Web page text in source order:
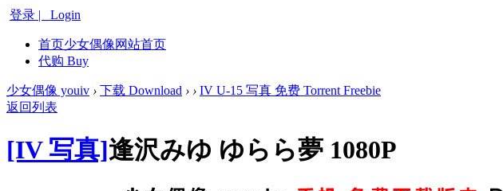
登录 | Login
首页少女偶像网站首页
代购 Buy
少女偶像 youiv › 下载 Download › › IV U-15 写真 免费 Torrent Freebie
返回列表
[IV 写真]逢沢みゆ ゆらら夢 1080P